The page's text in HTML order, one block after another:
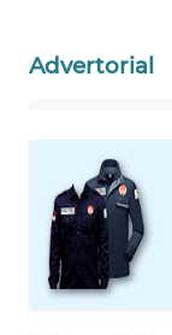
Advertorial
ID
WAHANANEWS
CO ID
WAHANANEWS